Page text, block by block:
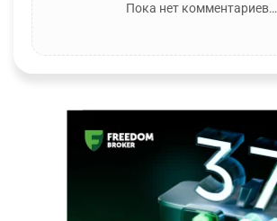
Пока нет комментариев…